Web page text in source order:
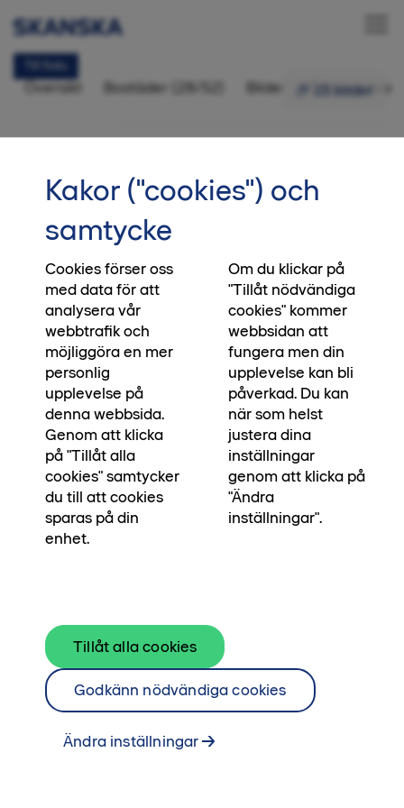
15 bilder
Till Salu
Folkungavallen,
Linköping
Intresseanmälan
Översikt Bostäder (28/52) Bilder Ditt nya
Fyra år utan avgift och 100 000 kr till
mat
Gör en riktigt bra affär i Atleten. När du köper en
lägenhet just nu får du både 100 000 kr att
handla för på Hemköp Östensson
Folkungavallen och möjlighet att bo utan
månadsavgift i upp till 48 månader. (48 månader
gäller för 1–2 rok och 24 månader för större
lägenheter). Du väljer själv när du vill flytta in –
oavsett lägenhetsstorlek. Erbjudandet gäller de
10 första nya kunderna som tecknar
upplåtelseavtal och som längst till och med 31
augusti 2026. Kontakta mäklare Lovisa eller
Srdjan för mer information eller för att boka
Kakor ("cookies") och
samtycke
Cookies förser oss
med data för att
analysera vår
webbtrafik och
möjliggöra en mer
personlig
upplevelse på
denna webbsida.
Genom att klicka
på "Tillåt alla
cookies" samtycker
du till att cookies
sparas på din
enhet.
Om du klickar på
"Tillåt nödvändiga
cookies" kommer
webbsidan att
fungera men din
upplevelse kan bli
påverkad. Du kan
när som helst
justera dina
inställningar
genom att klicka på
"Ändra
inställningar".
Ändra inställningar
Godkänn nödvändiga cookies
Tillåt alla cookies